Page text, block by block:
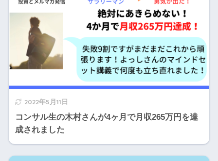
2022年5月11日
コンサル生の木村さんが4ヶ月で月収265万円を達
成されました